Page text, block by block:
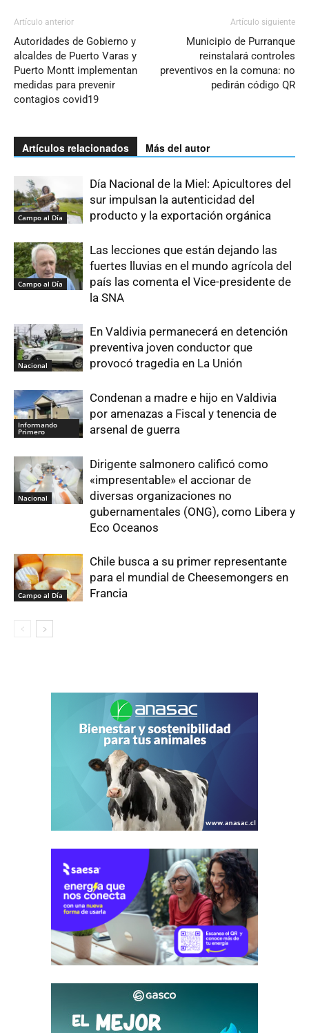
Artículo anterior
Autoridades de Gobierno y
alcaldes de Puerto Varas y
Puerto Montt implementan
medidas para prevenir
contagios covid19
Artículo siguiente
Municipio de Purranque
reinstalará controles
preventivos en la comuna: no
pedirán código QR
Artículos relacionados Más del autor
Campo al Día
Día Nacional de la Miel: Apicultores del
sur impulsan la autenticidad del
producto y la exportación orgánica
Campo al Día
Las lecciones que están dejando las
fuertes lluvias en el mundo agrícola del
país las comenta el Vice-presidente de
la SNA
Nacional
En Valdivia permanecerá en detención
preventiva joven conductor que
provocó tragedia en La Unión
Informando
Primero
Condenan a madre e hijo en Valdivia
por amenazas a Fiscal y tenencia de
arsenal de guerra
Nacional
Dirigente salmonero calificó como
«impresentable» el accionar de
diversas organizaciones no
gubernamentales (ONG), como Libera y
Eco Oceanos
Campo al Día
Chile busca a su primer representante
para el mundial de Cheesemongers en
Francia